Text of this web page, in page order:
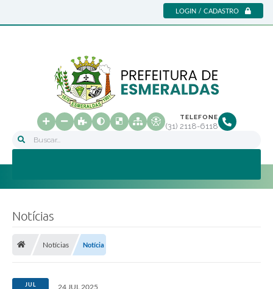
LOGIN / CADASTRO
Buscar...
TELEFONE
(31) 2118-6118
Notícias
Notícias Notícia
JUL 24 JUL 2025